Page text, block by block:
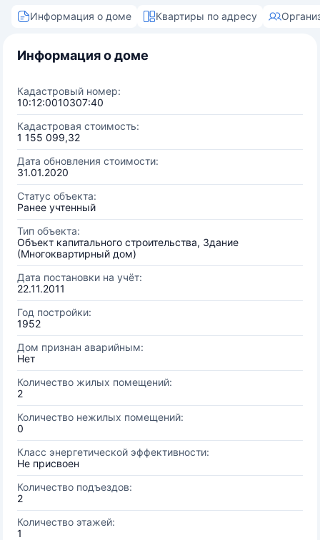
Информация о доме Квартиры по адресу
Информация о доме
Кадастровый номер:
10:12:0010307:40
Кадастровая стоимость:
1 155 099,32
Дата обновления стоимости:
31.01.2020
Статус объекта:
Ранее учтенный
Тип объекта:
Объект капитального строительства, Здание
(Многоквартирный дом)
Дата постановки на учёт:
22.11.2011
Год постройки:
1952
Дом признан аварийным:
Нет
Количество жилых помещений:
2
Количество нежилых помещений:
0
Класс энергетической эффективности:
Не присвоен
Количество подъездов:
2
Количество этажей:
1